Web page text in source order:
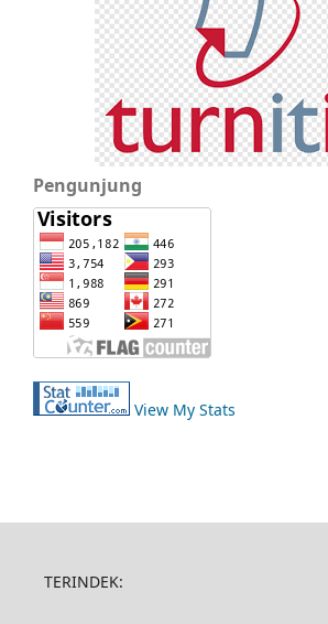
Pengunjung
View My Stats
TERINDEK: